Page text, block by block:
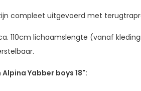
compleet uitgevoerd met
110cm lichaamslengte (vanaf
Yabber boys 18":